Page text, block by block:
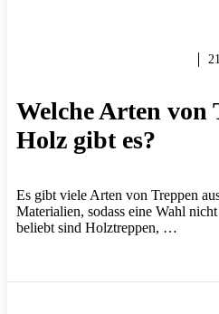
Welche Arten von
Holz gibt es?
Es gibt viele Arten von Treppen
Materialien, sodass eine Wahl
beliebt sind Holztreppen, …